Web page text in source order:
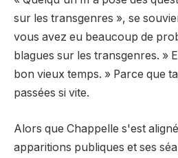
sur les transgenres », se
vous avez eu beaucoup de
blagues sur les transgenres. »
bon vieux temps. » Parce que
passées si vite.
Alors que Chappelle s'est
apparitions publiques et ses